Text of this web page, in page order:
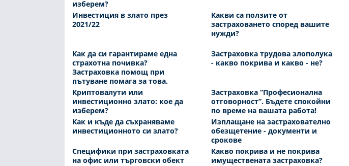
изберем?
Инвестиция в злато през
2021/22
Какви са ползите от
застраховането според вашите
нужди?
Как да си гарантираме една
страхотна почивка?
Застраховка помощ при
пътуване помага за това.
Застраховка трудова злополука
- какво покрива и какво - не?
Криптовалути или
инвестиционно злато: кое да
изберем?
Застраховка “Професионална
отговорност”. Бъдете спокойни
по време на вашата работа!
Как и къде да съхраняваме
инвестиционното си злато?
Изплащане на застрахователно
обезщетение - документи и
срокове
Специфики при застраховката
на офис или търговски обект
Какво покрива и не покрива
имуществената застраховка?